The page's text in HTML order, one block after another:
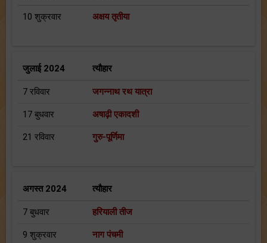
10 शुक्रवार अक्षय तृतीया
जुलाई 2024 त्यौहार
7 रविवार जगन्नाथ रथ यात्रा
17 बुधवार अषाढ़ी एकादशी
21 रविवार गुरु-पूर्णिमा
अगस्त 2024 त्यौहार
7 बुधवार हरियाली तीज
9 शुक्रवार नाग पंचमी